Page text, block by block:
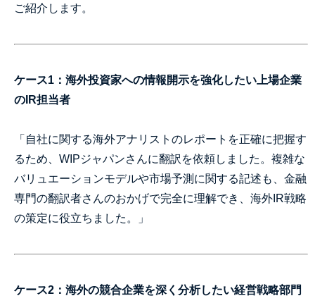
ご紹介します。
ケース1：海外投資家への情報開示を強化したい上場企業
のIR担当者
「自社に関する海外アナリストのレポートを正確に把握す
るため、WIPジャパンさんに翻訳を依頼しました。複雑な
バリュエーションモデルや市場予測に関する記述も、金融
専門の翻訳者さんのおかげで完全に理解でき、海外IR戦略
の策定に役立ちました。」
ケース2：海外の競合企業を深く分析したい経営戦略部門